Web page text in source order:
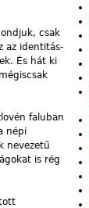
csak
az identitás-
És hát ki
faluban
népi
nevezetű
is rég